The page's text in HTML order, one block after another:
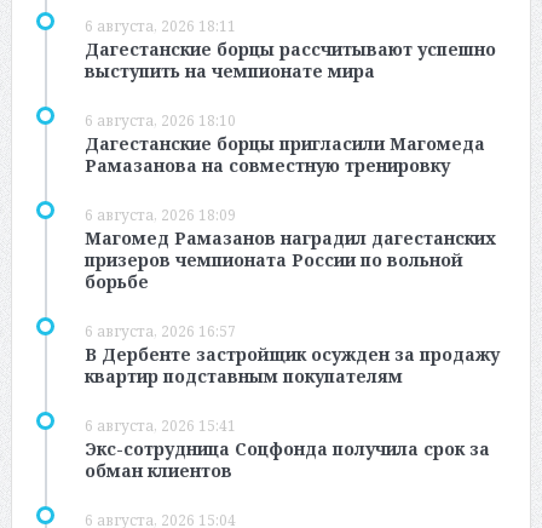
6 августа, 2026 18:11
Дагестанские борцы рассчитывают успешно
выступить на чемпионате мира
6 августа, 2026 18:10
Дагестанские борцы пригласили Магомеда
Рамазанова на совместную тренировку
6 августа, 2026 18:09
Магомед Рамазанов наградил дагестанских
призеров чемпионата России по вольной
борьбе
6 августа, 2026 16:57
В Дербенте застройщик осужден за продажу
квартир подставным покупателям
6 августа, 2026 15:41
Экс-сотрудница Соцфонда получила срок за
обман клиентов
6 августа, 2026 15:04